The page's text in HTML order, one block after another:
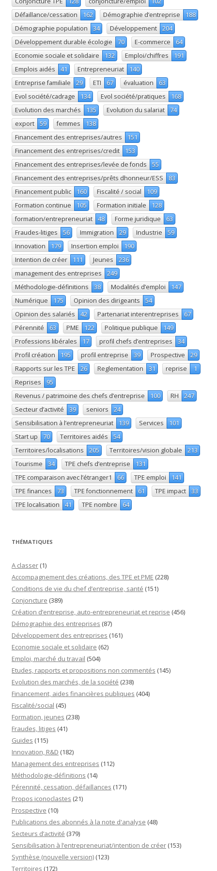
Défaillance/cessation
162 Démographie d’entreprise
188
Démographie population
34 Développement
204
Développement durable écologie
70 E-commerce
64
Economie sociale et solidaire
132 Emploi/chiffres
191
Emplois aidés
41 Entrepreneuriat
140
Entreprise familiale
29 ETI 67 évaluation
63
Evol société/cadrage
134 Evol société/pratiques
168
Evolution des marchés
135 Evolution du salariat
74
export
59 femmes
138
Financement des entreprises/autres
151
Financement des entreprises/credit
153
Financement des entreprises/levée de fonds
55
Financement des entreprises/prêts dhonneur/ESS
83
Financement public
160 Fiscalité / social
109
Formation continue
105 Formation initiale
128
formation/entrepreneuriat
48 Forme juridique
63
Fraudes-litiges
56 Immigration 29 Industrie
59
Innovation
179 Insertion emploi
190
Intention de créer
111 Jeunes
236
management des entreprises
249
Méthodologie-définitions
38 Modalités d’emploi
147
Numérique
175 Opinion des dirigeants
54
Opinion des salariés
42 Partenariat interentreprises
67
Pérennité
63 PME 122 Politique publique
149
Professions libérales
17 profil chefs d’entreprises
34
Profil création
195 profil entreprise 39 Prospective
29
Rapports sur les TPE
26 Reglementation 31 reprise
1
Reprises
95
Revenus / patrimoine des chefs d’entreprise
100 RH
247
Secteur d’activité
39 seniors
24
Sensibilisation à l’entrepreneuriat
139 Services
101
Start up
70 Territoires aidés
54
Territoires/localisations
205 Territoires/vision globale
213
Tourisme
34 TPE chefs d’entreprise
131
TPE comparaison avec l’étranger1
66 TPE emploi
141
TPE finances
73 TPE fonctionnement 61 TPE impact
33
TPE localisation
41 TPE nombre 64
THÉMATIQUES
A classer (1)
Accompagnement des créations, des TPE et PME (228)
Conditions de vie du chef d’entreprise, santé (151)
Conjoncture (389)
Création d’entreprise, auto-entrepreneuriat et reprise (456)
Démographie des entreprises (87)
Développement des entreprises (161)
Economie sociale et solidaire (62)
Emploi, marché du travail (504)
Etudes, rapports et propositions non commentés (145)
Evolution des marchés, de la société (238)
Financement, aides financières publiques (404)
Fiscalité/social (45)
Formation, jeunes (238)
Fraudes, litiges (41)
Guides (115)
Innovation, R&D (182)
Management des entreprises (112)
Méthodologie-définitions (14)
Pérennité, cessation, défaillances (171)
Propos iconoclastes (21)
Prospective (10)
Publications des abonnés à la note d'analyse (48)
Secteurs d’activité (379)
Sensibilisation à l’entrepreneuriat/intention de créer (153)
Synthèse (nouvelle version) (123)
Territoires (172)